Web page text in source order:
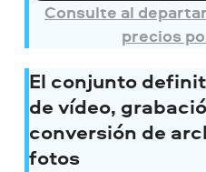
Consulte al
precios
El conjunto
de vídeo,
conversión de
fotos